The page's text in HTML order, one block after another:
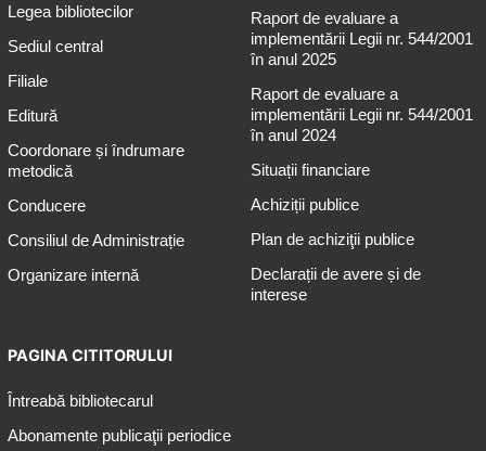
Legea bibliotecilor
Sediul central
Filiale
Editură
Coordonare și îndrumare
metodică
Conducere
Consiliul de Administrație
Organizare internă
Raport de evaluare a
implementării Legii nr. 544/2001
în anul 2025
Raport de evaluare a
implementării Legii nr. 544/2001
în anul 2024
Situații financiare
Achiziții publice
Plan de achiziţii publice
Declarații de avere și de
interese
PAGINA CITITORULUI
Întreabă bibliotecarul
Abonamente publicaţii periodice